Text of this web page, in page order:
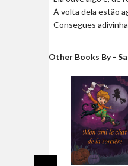
À volta dela estão
Consegues
Other Books By -